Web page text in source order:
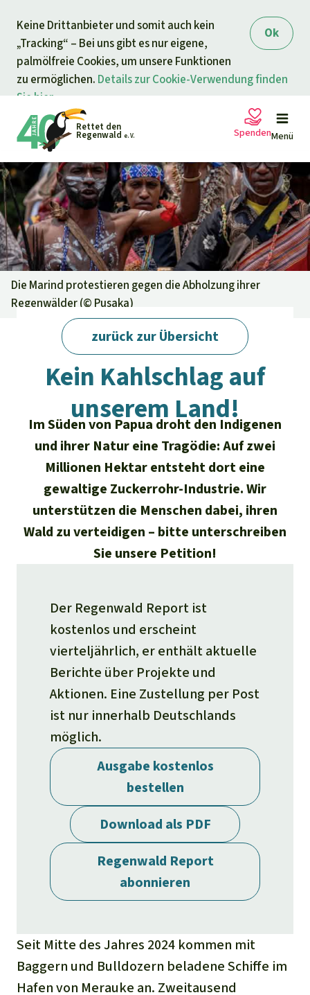
Ok
Keine Drittanbieter und somit auch kein
„Tracking“ – Bei uns gibt es nur eigene,
palmölfreie Cookies, um unsere Funktionen
zu ermöglichen. Details zur Cookie-Verwendung finden
Sie hier.
springen
Rettet den
Regenwald e. V. Menü
Petitionen
Projekte
Informieren
Aktuelles
Erfolge
Alle News
Kids
Newsletter­anmeldung
Der Regenwald
Klima
Biodiversität
Schutzgebiete
Palmöl
Tropenholz
Aluminium
Gold
Fleisch und Soja
Wilderei
Staudämme
Straßen
Regenwald Report
Aktuelle Ausgabe
01/2026
04/2025
03/2025
02/2025
01/2025
Ältere Ausgaben
Erfolge
Shop
Überuns
Über uns
Der Verein
40 Jahre Vereins­geschichte
Häufige Fragen
Stiftung
Kontakt
Transparenz
Medien
Presse
Presse-Echo
Banner einbinden
Freianzeigen
Suche
Deutsch
English
Français
Italiano
Português
Indonesia
Spenden
Ihre Spende hilft
Allgemeine Spende
Dringender Spendenaufruf
Regenwald-Urkunden
Fragen & Antworten
Testament
SpendenkontoRettet den
DE11 4306 0967 2025054100
GENODEM1GLS
GLS Bank
IBAN kopieren
Waldschutz
Schutz von Indigenen
Spenden für eine Region
Südostasien
Afrika
Die Marind protestieren gegen die Abholzung ihrer
Regenwälder (© Pusaka)
zurück zur Übersicht
Regenwald Report 01/2025
Kein Kahlschlag auf
unserem Land!
Im Süden von Papua droht den Indigenen
und ihrer Natur eine Tragödie: Auf zwei
Millionen Hektar entsteht dort eine
gewaltige Zuckerrohr-Industrie. Wir
unterstützen die Menschen dabei, ihren
Wald zu verteidigen – bitte unterschreiben
Sie unsere Petition!
Der Regenwald Report ist
kostenlos und erscheint
vierteljährlich, er enthält aktuelle
Berichte über Projekte und
Aktionen. Eine Zustellung per Post
ist nur innerhalb Deutschlands
möglich.
Ausgabe kostenlos
bestellen
Download als PDF
Regenwald Report
abonnieren
Seit Mitte des Jahres 2024 kommen mit
Baggern und Bulldozern beladene Schiffe im
Hafen von Merauke an. Zweitausend